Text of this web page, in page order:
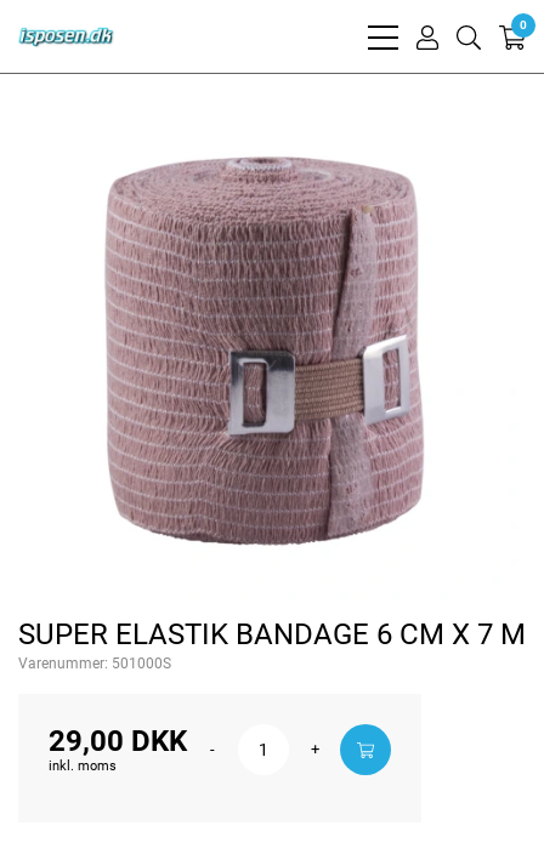
bars
user
search
0
SUPER ELASTIK BANDAGE 6 CM X 7 M
Varenummer: 501000S
29,00 DKK
inkl. moms
- +